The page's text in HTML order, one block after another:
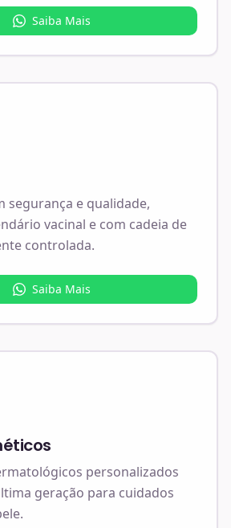
Saiba Mais
segurança e qualidade,
vacinal e com cadeia de
controlada.
Saiba Mais
personalizados
geração para cuidados